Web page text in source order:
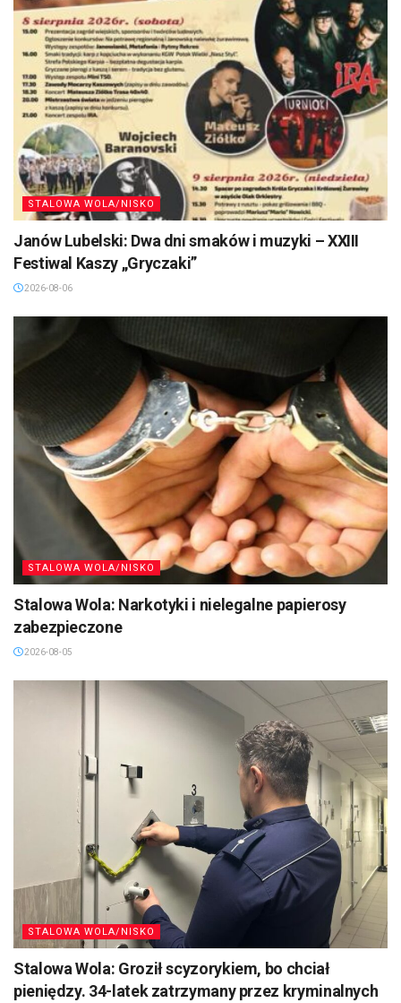
STALOWA WOLA/NISKO
Janów Lubelski: Dwa dni smaków i muzyki – XXIII
Festiwal Kaszy „Gryczaki”
2026-08-06
STALOWA WOLA/NISKO
Stalowa Wola: Narkotyki i nielegalne papierosy
zabezpieczone
2026-08-05
STALOWA WOLA/NISKO
Stalowa Wola: Groził scyzorykiem, bo chciał
pieniędzy. 34-latek zatrzymany przez kryminalnych